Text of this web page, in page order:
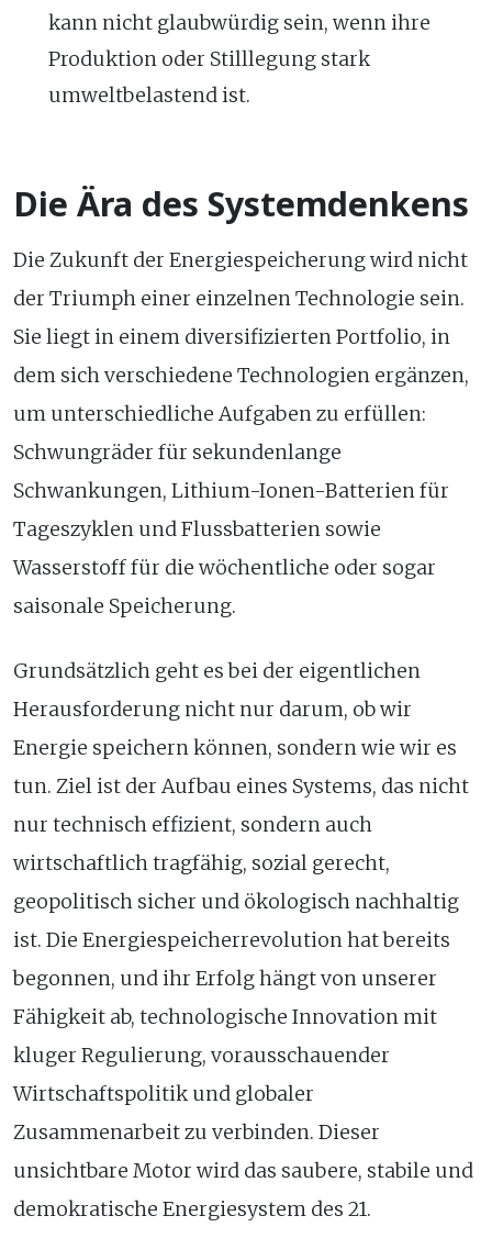
kann nicht glaubwürdig sein, wenn ihre
Produktion oder Stilllegung stark
umweltbelastend ist.
Die Ära des Systemdenkens
Die Zukunft der Energiespeicherung wird nicht
der Triumph einer einzelnen Technologie sein.
Sie liegt in einem diversifizierten Portfolio, in
dem sich verschiedene Technologien ergänzen,
um unterschiedliche Aufgaben zu erfüllen:
Schwungräder für sekundenlange
Schwankungen, Lithium-Ionen-Batterien für
Tageszyklen und Flussbatterien sowie
Wasserstoff für die wöchentliche oder sogar
saisonale Speicherung.
Grundsätzlich geht es bei der eigentlichen
Herausforderung nicht nur darum, ob wir
Energie speichern können, sondern wie wir es
tun. Ziel ist der Aufbau eines Systems, das nicht
nur technisch effizient, sondern auch
wirtschaftlich tragfähig, sozial gerecht,
geopolitisch sicher und ökologisch nachhaltig
ist. Die Energiespeicherrevolution hat bereits
begonnen, und ihr Erfolg hängt von unserer
Fähigkeit ab, technologische Innovation mit
kluger Regulierung, vorausschauender
Wirtschaftspolitik und globaler
Zusammenarbeit zu verbinden. Dieser
unsichtbare Motor wird das saubere, stabile und
demokratische Energiesystem des 21.